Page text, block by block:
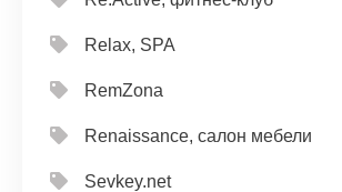
Relax, SPA
RemZona
Renaissance, салон мебели
Sevkey.net